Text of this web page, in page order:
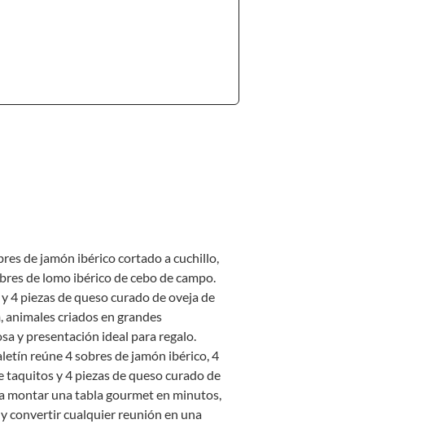
de jamón ibérico cortado a cuchillo,
de lomo ibérico de cebo de campo.
4 piezas de queso curado de oveja de
criados en grandes
y presentación ideal para regalo.
reúne 4 sobres de jamón ibérico, 4
y 4 piezas de queso curado de
montar una tabla gourmet en minutos,
convertir cualquier reunión en una